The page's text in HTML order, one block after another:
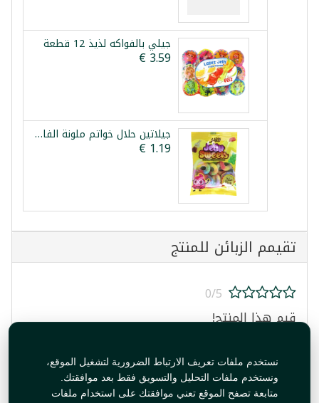
نستخدم ملفات تعريف الارتباط الضرورية لتشغيل الموقع،
ونستخدم ملفات التحليل والتسويق فقط بعد موافقتك.
متابعة تصفح الموقع تعني موافقتك على استخدام ملفات
جيلي بالفواكه لذيذ 12 قطعة
جيلاتين حلال خواتم ملونة الفاخر 85غ
تقيمم الزبائن للمنتج
0/5
قيم هذا المنتج!